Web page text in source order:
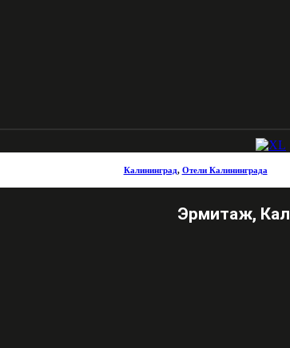
Калининград, Отели Калининграда
Эрмитаж,